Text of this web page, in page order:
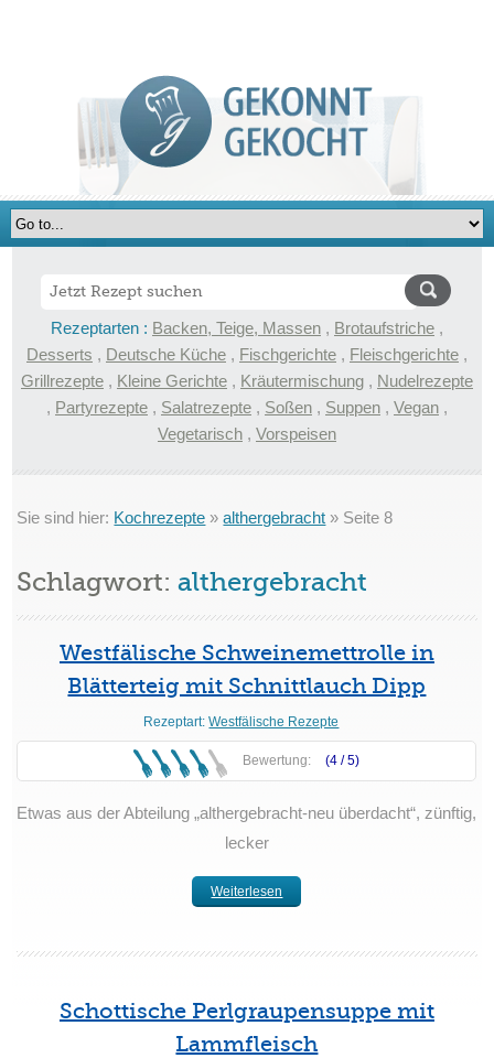
Rezeptarten : Backen, Teige, Massen , Brotaufstriche ,
Desserts , Deutsche Küche , Fischgerichte , Fleischgerichte ,
Grillrezepte , Kleine Gerichte , Kräutermischung , Nudelrezepte
, Partyrezepte , Salatrezepte , Soßen , Suppen , Vegan ,
Vegetarisch , Vorspeisen
Sie sind hier: Kochrezepte »althergebracht » Seite 8
Schlagwort:althergebracht
Westfälische Schweinemettrolle in
Blätterteig mit Schnittlauch Dipp
Rezeptart:Westfälische Rezepte
Bewertung: (4 /5)
Etwas aus der Abteilung „althergebracht-neu überdacht“, zünftig,
lecker
Weiterlesen
Schottische Perlgraupensuppe mit
Lammfleisch